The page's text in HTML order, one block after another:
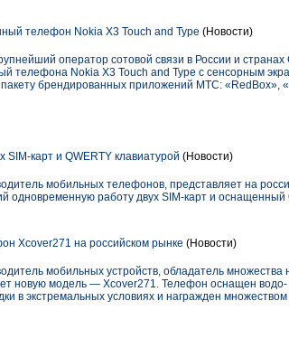
телефон Nokia X3 Touch and Type (Новости)
оператор сотовой связи в России и странах
телефона Nokia X3 Touch and Type с сенсорным
брендированных приложений МТС: «RedBox»,
карт и QWERTY клавиатурой (Новости)
мобильных телефонов, представляет на
работу двух SIM-карт и оснащенный
Xcover271 на российском рынке (Новости)
мобильных устройств, обладатель множества
новую модель — Xcover271. Телефон оснащен
в экстремальных условиях и награжден